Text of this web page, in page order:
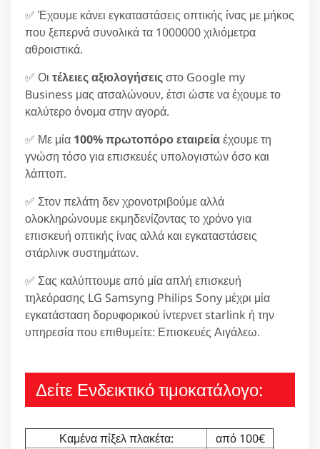
✅ Έχουμε κάνει εγκαταστάσεις οπτικής ίνας με μήκος
που ξεπερνά συνολικά τα 1000000 χιλιόμετρα
αθροιστικά.
✅ Οι τέλειες αξιολογήσειςστο Google my
Business μας ατσαλώνουν, έτσι ώστε να έχουμε το
καλύτερο όνομα στην αγορά.
✅ Με μία 100% πρωτοπόρο εταιρείαέχουμε τη
γνώση τόσο για επισκευές υπολογιστών όσο και
λάπτοπ.
✅ Στον πελάτη δεν χρονοτριβούμε αλλά
ολοκληρώνουμε εκμηδενίζοντας το χρόνο για
επισκευή οπτικής ίνας αλλά και εγκαταστάσεις
στάρλινκ συστημάτων.
✅ Σας καλύπτουμε από μία απλή επισκευή
τηλεόρασης LG Samsyng Philips Sony μέχρι μία
εγκατάσταση δορυφορικού ίντερνετ starlink ή την
υπηρεσία που επιθυμείτε: Επισκευές Αιγάλεω.
Δείτε Ενδεικτικό τιμοκατάλογο:
Καμένα πίξελ πλακέτα:
από 100€